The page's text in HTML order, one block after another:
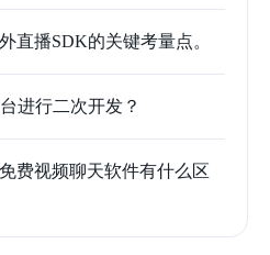
直播SDK的关键考量点。
进行二次开发？
费视频聊天软件有什么区